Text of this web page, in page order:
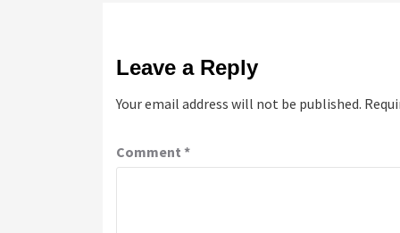
Leave a Reply
Your email address will not be published.
Comment *